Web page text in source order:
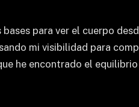
para ver el cuerpo
mi visibilidad para
he encontrado el